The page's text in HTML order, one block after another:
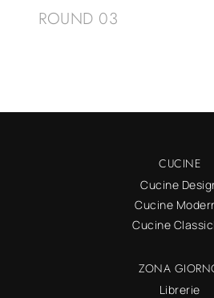
ROUND 03
CUCINE
Cucine
Cucine
Cucine
ZONA
Librerie